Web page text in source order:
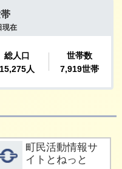
詳細をみる
町民活動情報サ
イトとねっと